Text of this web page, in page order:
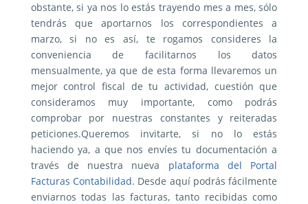
obstante, si ya nos lo estás trayendo mes a mes, sólo
tendrás que aportarnos los correspondientes a
marzo, si no es así, te rogamos consideres la
conveniencia de facilitarnos los datos
mensualmente, ya que de esta forma llevaremos un
mejor control fiscal de tu actividad, cuestión que
consideramos muy importante, como podrás
comprobar por nuestras constantes y reiteradas
peticiones.Queremos invitarte, si no lo estás
haciendo ya, a que nos envíes tu documentación a
través de nuestra nueva plataforma del Portal
Facturas Contabilidad. Desde aquí podrás fácilmente
enviarnos todas las facturas, tanto recibidas como